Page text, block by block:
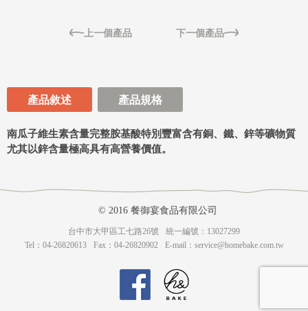
上一個產品 下一個產品
產品敘述 產品規格
南瓜子維生素含量完整胺基酸特別豐富含有銅、鐵、鋅等礦物質
尤其以鋅含量極高具有高營養價值。
© 2016 餐御宴食品有限公司
台中市大甲區工七路26號
統一編號：13027299
Tel：04-26820613
Fax：04-26820902 E-mail： service@homebake.com.tw